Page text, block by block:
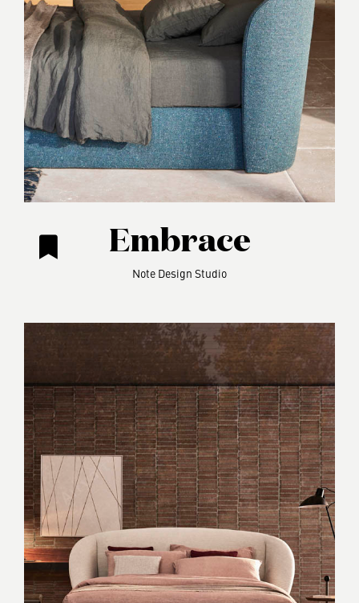
Embrace
Note Design Studio